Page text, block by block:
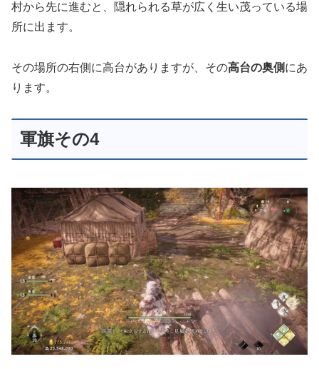
村から先に進むと、隠れられる草が広く生い茂っている場
所に出ます。
その場所の右側に高台がありますが、その高台の奥側 にあ
ります。
軍旗その4